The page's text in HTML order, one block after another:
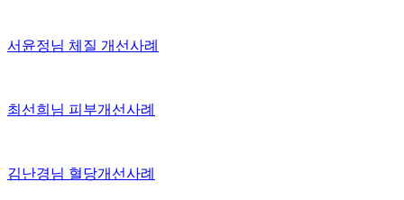
서윤정님 체질 개선사례
최선희님 피부개선사례
김난경님 혈당개선사례